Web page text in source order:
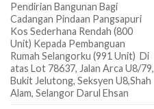
Pendirian Bangunan Bagi
Cadangan Pindaan Pangsapuri
Kos Sederhana Rendah (800
Unit) Kepada Pembanguan
Rumah Selangorku (991 Unit) Di
atas Lot 78637, Jalan Arca U8/79,
Bukit Jelutong, Seksyen U8,Shah
Alam, Selangor Darul Ehsan